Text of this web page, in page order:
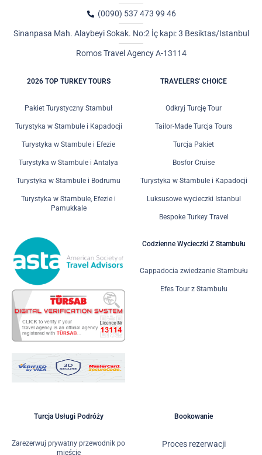
(0090) 537 473 99 46
Sinanpasa Mah. Alaybeyi Sokak. No:2 İç kapı: 3 Besiktas/Istanbul
Romos Travel Agency A-13114
2026 TOP TURKEY TOURS
Pakiet Turystyczny Stambuł
Turystyka w Stambule i Kapadocji
Turystyka w Stambule i Efezie
Turystyka w Stambule i Antalya
Turystyka w Stambule i Bodrumu
Turystyka w Stambule, Efezie i
Pamukkale
TRAVELERS' CHOICE
Odkryj Turcję Tour
Tailor-Made Turcja Tours
Turcja Pakiet
Bosfor Cruise
Turystyka w Stambule i Kapadocji
Luksusowe wycieczki Istanbul
Bespoke Turkey Travel
Codzienne Wycieczki Z Stambułu
Cappadocia zwiedzanie Stambułu
Efes Tour z Stambułu
Turcja Usługi Podróży
Zarezerwuj prywatny przewodnik po
mieście
Bookowanie
Proces rezerwacji